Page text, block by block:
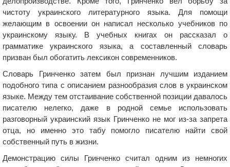
чистоту украинского литературного языка. Для помощи
желающим в освоении он написал несколько учебников по
украинскому языку. В учебных книгах он рассказал о
грамматике украинского языка, а составленный словарь
призван был обогатить лексикон современников.
Словарь Гринченко затем был признан лучшим изданием
подобного типа с описанием разнообразия слов в украинском
языке. Между тем отстаивание собственной позиции давалось
писателю нелегко, даже в родной семье использовать
разговорный украинский язык Гринченко не мог из-за запрета
отца, но именно это табу помогло писателю найти свой
собственный путь в жизни.
Демонстрацию силы Гринченко считал одним из немногих